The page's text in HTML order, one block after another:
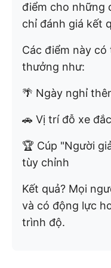
điểm cho những
chỉ đánh giá kết
Các điểm này
thưởng như:
🌴 Ngày nghỉ
🚗 Vị trí đỗ xe
🏆 Cúp "Người
tùy chỉnh
Kết quả? Mọi
và có động lực
trình độ.